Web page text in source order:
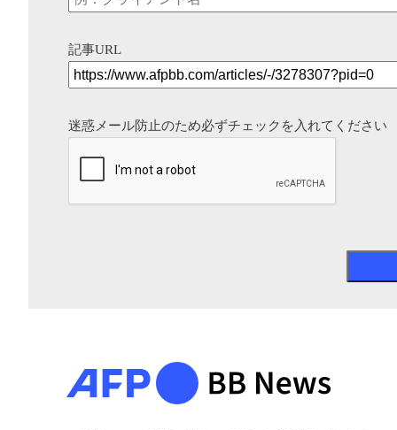
記事URL
迷惑メール防止のため必ずチェックを入れてください